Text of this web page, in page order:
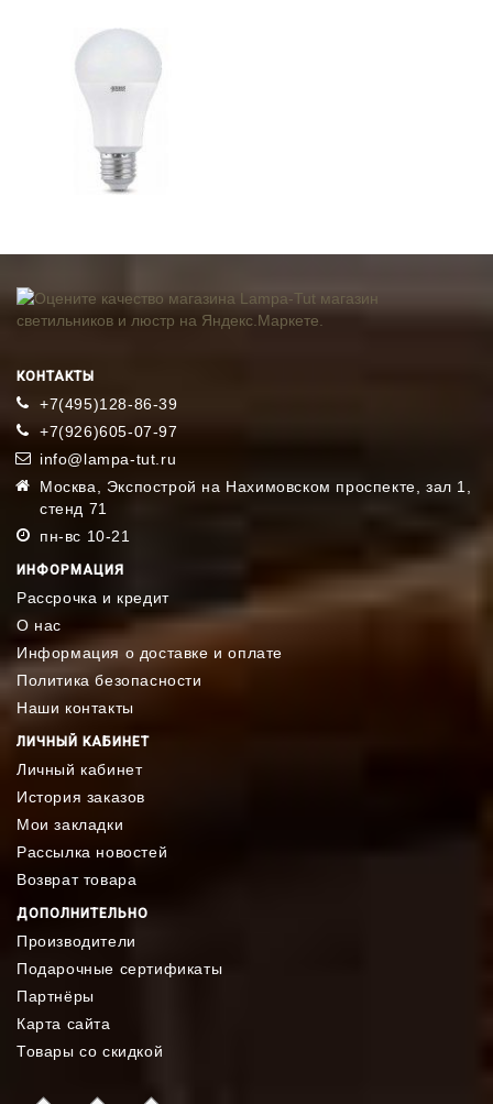
КОНТАКТЫ
+7(495)128-86-39
+7(926)605-07-97
info@lampa-tut.ru
Москва, Экспострой на Нахимовском проспекте, зал 1,
стенд 71
пн-вс 10-21
ИНФОРМАЦИЯ
Рассрочка и кредит
О нас
Информация о доставке и оплате
Политика безопасности
Наши контакты
ЛИЧНЫЙ КАБИНЕТ
Личный кабинет
История заказов
Мои закладки
Рассылка новостей
Возврат товара
ДОПОЛНИТЕЛЬНО
Производители
Подарочные сертификаты
Партнёры
Карта сайта
Товары со скидкой